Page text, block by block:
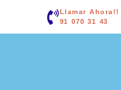
Llamar Ahora!!
91 070 31 43